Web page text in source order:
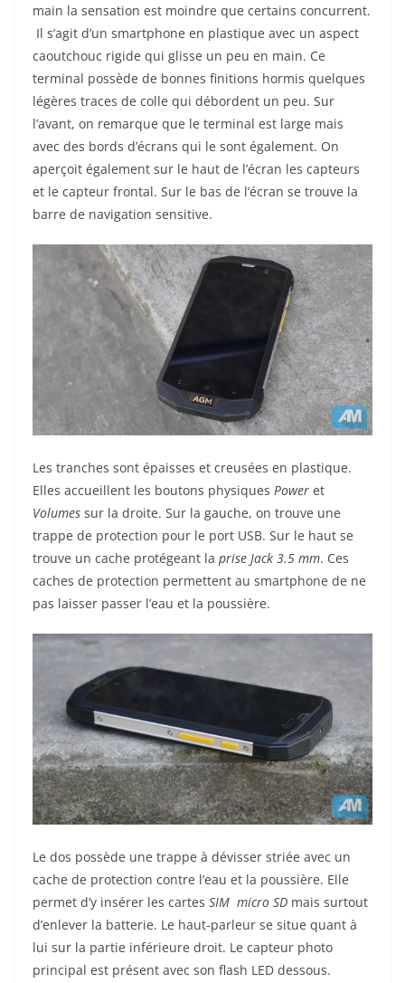
main la sensation est moindre que certains concurrent.
Il s’agit d’un smartphone en plastique avec un aspect
caoutchouc rigide qui glisse un peu en main. Ce
terminal possède de bonnes finitions hormis quelques
légères traces de colle qui débordent un peu. Sur
l’avant, on remarque que le terminal est large mais
avec des bords d’écrans qui le sont également. On
aperçoit également sur le haut de l’écran les capteurs
et le capteur frontal. Sur le bas de l’écran se trouve la
barre de navigation sensitive.
Les tranches sont épaisses et creusées en plastique.
Elles accueillent les boutons physiques Power et
Volumes sur la droite. Sur la gauche, on trouve une
trappe de protection pour le port USB. Sur le haut se
trouve un cache protégeant la prise Jack 3.5 mm. Ces
caches de protection permettent au smartphone de ne
pas laisser passer l’eau et la poussière.
Le dos possède une trappe à dévisser striée avec un
cache de protection contre l’eau et la poussière. Elle
permet d’y insérer les cartes SIM micro SD mais surtout
d’enlever la batterie. Le haut-parleur se situe quant à
lui sur la partie inférieure droit. Le capteur photo
principal est présent avec son flash LED dessous.